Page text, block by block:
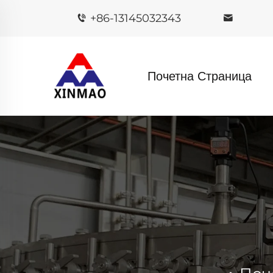
+86-13145032343
Почетна Страница